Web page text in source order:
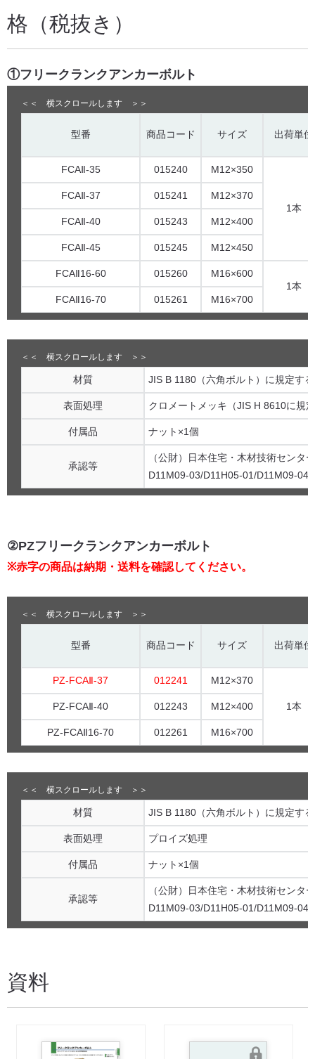
格（税抜き）
①フリークランクアンカーボルト
型番 商品コード サイズ 出荷単位
FCAⅡ-35 015240 M12×350
1本
FCAⅡ-37 015241 M12×370
FCAⅡ-40 015243 M12×400
FCAⅡ-45 015245 M12×450
FCAⅡ16-60 015260
M16×600
1本
FCAⅡ16-70
015261 M16×700
材質 JIS B 1180（六角ボルト）に規定す
表面処理 クロメートメッキ（JIS H 8610に規
付属品 ナット×1個
承認等
（公財）日本住宅・木材技術センタ
D11M09-03/D11H05-01/D11M09-04/
②PZフリークランクアンカーボルト
※赤字の商品は納期・送料を確認してください。
型番 商品コード サイズ 出荷単位
PZ-FCAⅡ-37 012241 M12×370
1本
PZ-FCAⅡ-40 012243 M12×400
PZ-FCAⅡ16-70 012261 M16×700
材質 JIS B 1180（六角ボルト）に規定す
表面処理 プロイズ処理
付属品 ナット×1個
承認等
（公財）日本住宅・木材技術センタ
D11M09-03/D11H05-01/D11M09-04/
資料